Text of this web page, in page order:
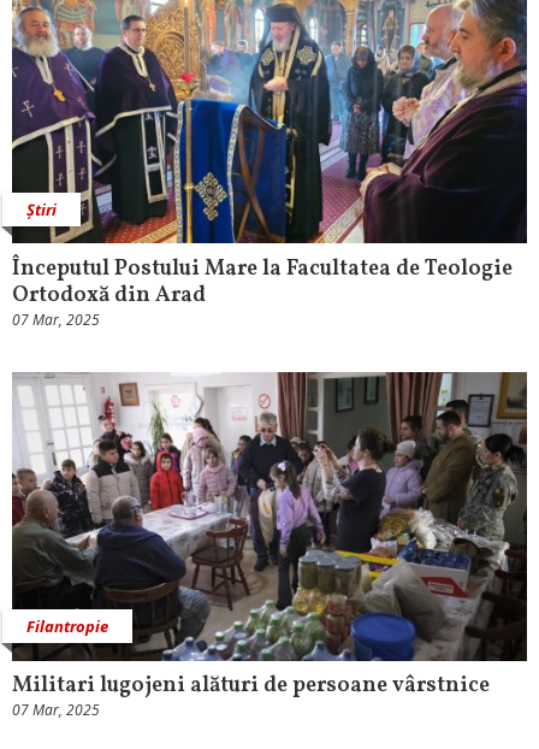
Știri
Începutul Postului Mare la Facultatea de Teologie
Ortodoxă din Arad
07 Mar, 2025
Filantropie
Militari lugojeni alături de persoane vârstnice
07 Mar, 2025